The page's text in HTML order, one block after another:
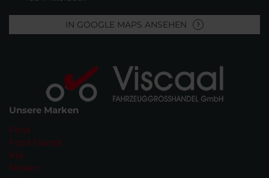
IN GOOGLE MAPS ANSEHEN
Unsere Marken
Ford
Ford Transit
Kia
Nissan